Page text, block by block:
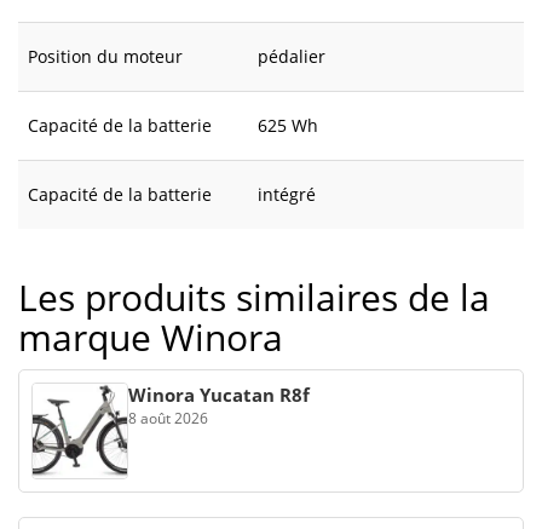
Position du moteur pédalier
Capacité de la batterie 625 Wh
Capacité de la batterie intégré
Les produits similaires de la
marque Winora
Winora Yucatan R8f
8 août 2026